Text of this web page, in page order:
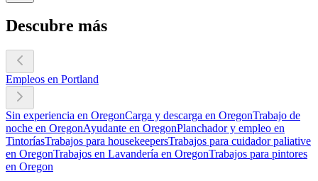
Descubre más
Empleos en Portland
Sin experiencia en OregonCarga y descarga en OregonTrabajo de
noche en OregonAyudante en OregonPlanchador y empleo en
TintoríasTrabajos para housekeepersTrabajos para cuidador paliative
en OregonTrabajos en Lavandería en OregonTrabajos para pintores
en Oregon